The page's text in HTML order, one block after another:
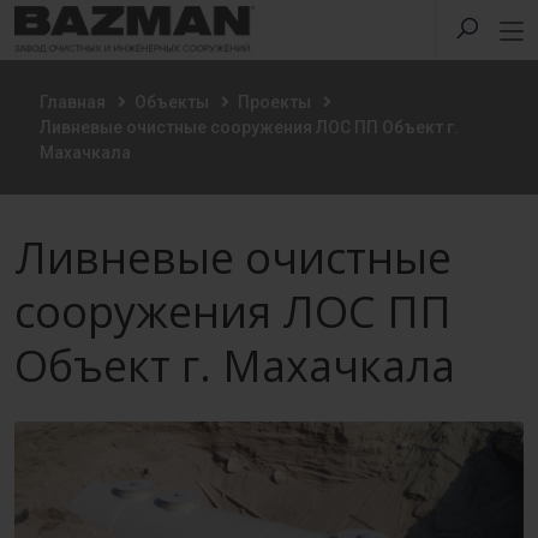
Главная Объекты
Проекты
Ливневые очистные сооружения ЛОС ПП Объект г.
Махачкала
Ливневые очистные
сооружения ЛОС ПП
Объект г. Махачкала